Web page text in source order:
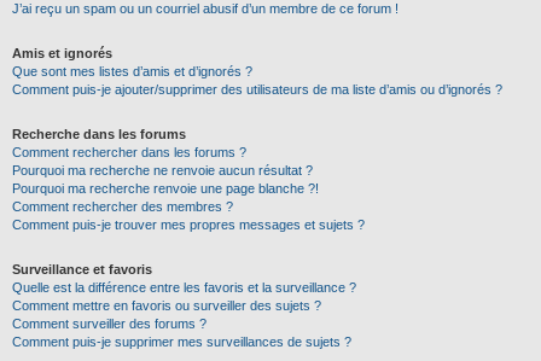
J’ai reçu un spam ou un courriel abusif d’un membre de ce forum !
Amis et ignorés
Que sont mes listes d’amis et d’ignorés ?
Comment puis-je ajouter/supprimer des utilisateurs de ma liste d’amis ou d’ignorés ?
Recherche dans les forums
Comment rechercher dans les forums ?
Pourquoi ma recherche ne renvoie aucun résultat ?
Pourquoi ma recherche renvoie une page blanche ?!
Comment rechercher des membres ?
Comment puis-je trouver mes propres messages et sujets ?
Surveillance et favoris
Quelle est la différence entre les favoris et la surveillance ?
Comment mettre en favoris ou surveiller des sujets ?
Comment surveiller des forums ?
Comment puis-je supprimer mes surveillances de sujets ?